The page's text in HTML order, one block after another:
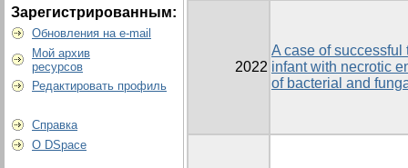
Зарегистрированным:
Обновления на e-mail
Мой архив
ресурсов
Редактировать профиль
Справка
О DSpace
2022
A case of successful
infant with necrotic
of bacterial and